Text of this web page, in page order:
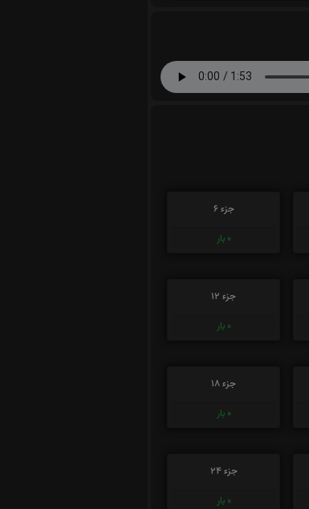
جزء 6
0 بار
جزء 12
0 بار
جزء 18
0 بار
جزء 24
0 بار